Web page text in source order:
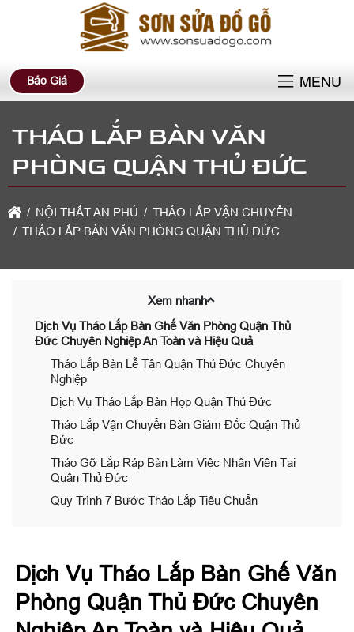
Báo Giá MENU
THÁO LẮP BÀN VĂN
PHÒNG QUẬN THỦ ĐỨC
NỘI THẤT AN PHÚ
THÁO LẮP VẬN CHUYỂN
THÁO LẮP BÀN VĂN PHÒNG QUẬN THỦ ĐỨC
Xem nhanh
Dịch Vụ Tháo Lắp Bàn Ghế Văn Phòng Quận Thủ
Đức Chuyên Nghiệp An Toàn và Hiệu Quả
Tháo Lắp Bàn Lễ Tân Quận Thủ Đức Chuyên
Nghiệp
Dịch Vụ Tháo Lắp Bàn Họp Quận Thủ Đức
Tháo Lắp Vận Chuyển Bàn Giám Đốc Quận Thủ
Đức
Tháo Gỡ Lắp Ráp Bàn Làm Việc Nhân Viên Tại
Quận Thủ Đức
Quy Trình 7 Bước Tháo Lắp Tiêu Chuẩn
Dịch Vụ Tháo Lắp Bàn Ghế Văn
Phòng Quận Thủ Đức Chuyên